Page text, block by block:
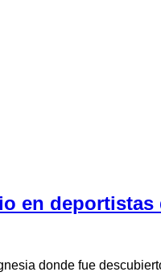
en deportistas
donde fue